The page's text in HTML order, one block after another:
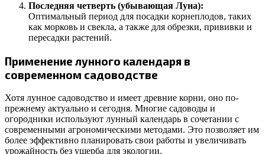
Последняя четверть (убывающая Луна):
Оптимальный период для посадки корнеплодов, таких
как морковь и свекла, а также для обрезки, прививки и
пересадки растений.
Применение лунного календаря в
современном садоводстве
Хотя лунное садоводство и имеет древние корни, оно по-
прежнему актуально и сегодня. Многие садоводы и
огородники используют лунный календарь в сочетании с
современными агрономическими методами. Это позволяет им
более эффективно планировать свои работы и увеличивать
урожайность без ущерба для экологии.